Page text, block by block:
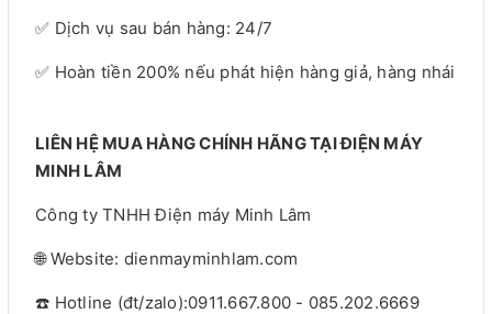
✅ Dịch vụ sau bán hàng: 24/7
✅ Hoàn tiền 200% nếu phát hiện hàng giả, hàng nhái
LIÊN HỆ MUA HÀNG CHÍNH HÃNG TẠI ĐIỆN MÁY
MINH LÂM
Công ty TNHH Điện máy Minh Lâm
🌐 Website: dienmayminhlam.com
☎️ Hotline (đt/zalo):0911.667.800 - 085.202.6669